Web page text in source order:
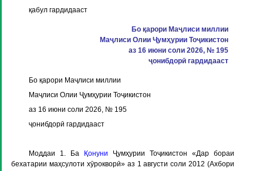
қабул гардидааст
Бо қарори Маҷлиси миллии
Маҷлиси Олии Ҷумҳурии Тоҷикистон
аз 16 июни соли 2026, № 195
ҷонибдорӣ гардидааст
Бо қарори Маҷлиси миллии
Маҷлиси Олии Ҷумҳурии Тоҷикистон
аз 16 июни соли 2026, № 195
ҷонибдорӣ гардидааст
Моддаи 1. Ба Қонуни Ҷумҳурии Тоҷикистон «Дар бораи
бехатарии маҳсулоти хӯрокворӣ» аз 1 августи соли 2012 (Ахбори